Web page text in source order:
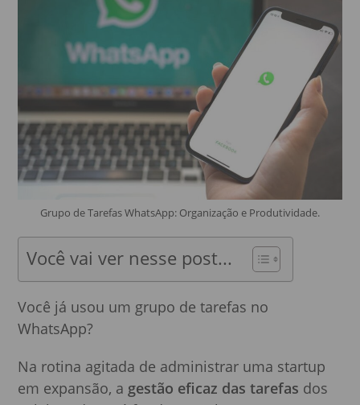
Grupo de Tarefas WhatsApp: Organização e Produtividade.
Você vai ver nesse post...
Você já usou um grupo de tarefas no
WhatsApp?
Na rotina agitada de administrar uma startup
em expansão, a gestão eficaz das tarefas dos